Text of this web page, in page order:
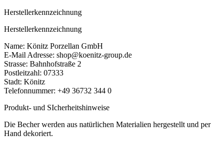
Herstellerkennzeichnung
Herstellerkennzeichnung
Name: Könitz Porzellan GmbH
E-Mail Adresse: shop@koenitz-group.de
Strasse: Bahnhofstraße 2
Postleitzahl: 07333
Stadt: Könitz
Telefonnummer: +49 36732 344 0
Produkt- und SIcherheitshinweise
Die Becher werden aus natürlichen Materialien hergestellt und per
Hand dekoriert.